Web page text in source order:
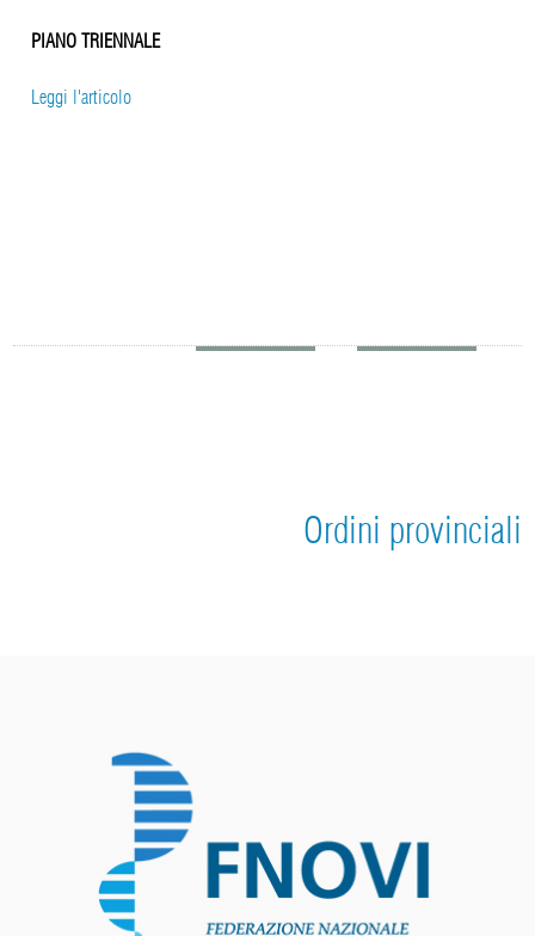
PIANO TRIENNALE
Leggi l'articolo
Ordini provinciali